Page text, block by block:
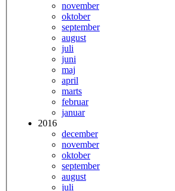
november
oktober
september
august
juli
juni
maj
april
marts
februar
januar
2016
december
november
oktober
september
august
juli